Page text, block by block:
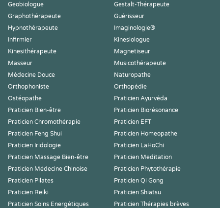
Geobiologue
Gestalt-Thérapeute
Graphothérapeute
Guérisseur
Hypnothérapeute
Imaginologie®
Infirmier
Kinesiologue
Kinesithérapeute
Magnetiseur
Masseur
Musicothérapeute
Médecine Douce
Naturopathe
Orthophoniste
Orthopédie
Ostéopathe
Praticien Ayurvéda
Praticien Bien-être
Praticien Biorésonance
Praticien Chromothérapie
Praticien EFT
Praticien Feng Shui
Praticien Homeopathe
Praticien Iridologie
Praticien LaHoChi
Praticien Massage Bien-être
Praticien Meditation
Praticien Médecine Chinoise
Praticien Phytothérapie
Praticien Pilates
Praticien Qi Gong
Praticien Reiki
Praticien Shiatsu
Praticien Soins Energétiques
Praticien Thérapies brèves